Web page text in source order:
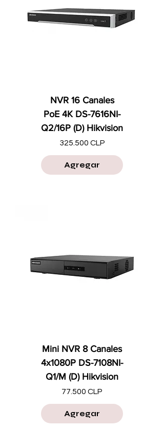
NVR 16 Canales
PoE 4K DS-7616NI-
Q2/16P (D) Hikvision
Precio
325.500 CLP
Agregar
Mini NVR 8 Canales
4x1080P DS-7108NI-
Q1/M (D) Hikvision
Precio
77.500 CLP
Agregar